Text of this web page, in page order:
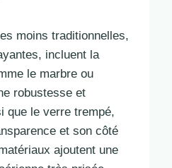
moins traditionnelles,
incluent la
le marbre ou
robustesse et
que le verre trempé,
et son côté
ajoutent une